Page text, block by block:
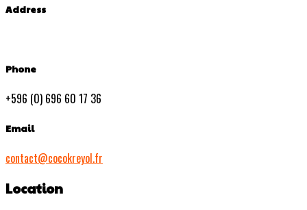
Address
Phone
+596 (0) 696 60 17 36
Email
contact@cocokreyol.fr
Location